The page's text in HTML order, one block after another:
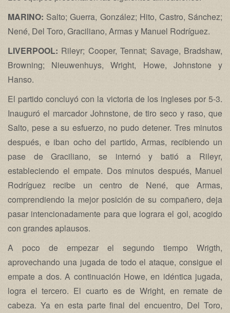
MARINO: Salto; Guerra, González; Hito, Castro, Sánchez;
Nené, Del Toro, Graciliano, Armas y Manuel Rodríguez.
LIVERPOOL: Rileyr; Cooper, Tennat; Savage, Bradshaw,
Browning; Nieuwenhuys, Wright, Howe, Johnstone y
Hanso.
El partido concluyó con la victoria de los ingleses por 5-3.
Inauguró el marcador Johnstone, de tiro seco y raso, que
Salto, pese a su esfuerzo, no pudo detener. Tres minutos
después, e iban ocho del partido, Armas, recibiendo un
pase de Graciliano, se internó y batió a Rileyr,
estableciendo el empate. Dos minutos después, Manuel
Rodríguez recibe un centro de Nené, que Armas,
comprendiendo la mejor posición de su compañero, deja
pasar intencionadamente para que lograra el gol, acogido
con grandes aplausos.
A poco de empezar el segundo tiempo Wrigth,
aprovechando una jugada de todo el ataque, consigue el
empate a dos. A continuación Howe, en idéntica jugada,
logra el tercero. El cuarto es de Wright, en remate de
cabeza. Ya en esta parte final del encuentro, Del Toro,